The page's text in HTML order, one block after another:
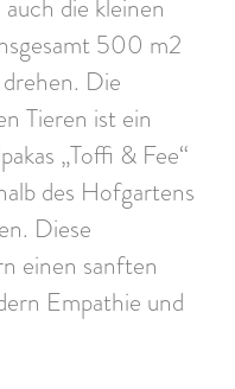
die kleinen
500 m2
. Die
Tieren ist ein
„Toffi & Fee“
des Hofgartens
Diese
einen sanften
Empathie und